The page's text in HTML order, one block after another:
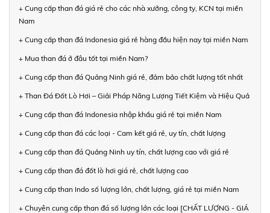
+ Cung cấp than đá giá rẻ cho các nhà xưởng, công ty, KCN tại miền
Nam
+ Cung cấp than đá Indonesia giá rẻ hàng đầu hiện nay tại miền Nam
+ Mua than đá ở đâu tốt tại miền Nam?
+ Cung cấp than đá Quảng Ninh giá rẻ, đảm bảo chất lượng tốt nhất
+ Than Đá Đốt Lò Hơi – Giải Pháp Năng Lượng Tiết Kiệm và Hiệu Quả
+ Cung cấp than đá Indonesia nhập khẩu giá rẻ tại miền Nam
+ Cung cấp than đá các loại - Cam kết giá rẻ, uy tín, chất lượng
+ Cung cấp than đá Quảng Ninh uy tín, chất lượng cao với giá rẻ
+ Cung cấp than đá đốt lò hơi giá rẻ, chất lượng cao
+ Cung cấp than Indo số lượng lớn, chất lượng, giá rẻ tại miền Nam
+ Chuyên cung cấp than đá số lượng lớn các loại [CHẤT LƯỢNG - GIÁ